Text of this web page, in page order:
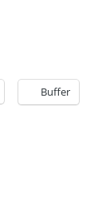
Buffer